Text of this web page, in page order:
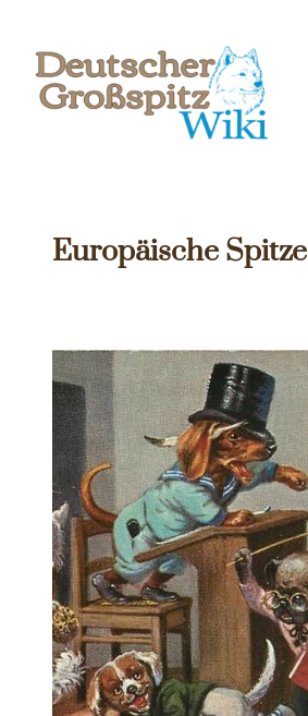
springen
Europäische Spitze